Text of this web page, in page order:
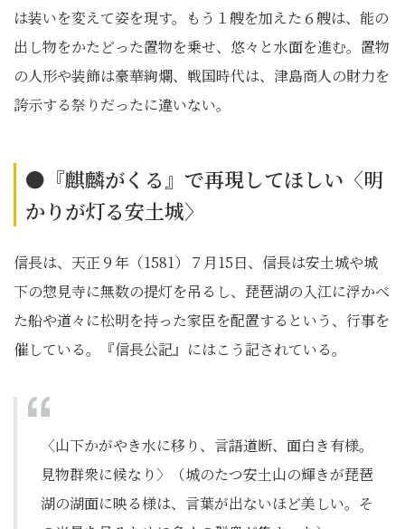
は装いを変えて姿を現す。もう１艘を加えた６艘は、能の
出し物をかたどった置物を乗せ、悠々と水面を進む。置物
の人形や装飾は豪華絢爛、戦国時代は、津島商人の財力を
誇示する祭りだったに違いない。
●『麒麟がくる』で再現してほしい〈明
かりが灯る安土城〉
信長は、天正９年（1581）７月15日、信長は安土城や城
下の惣見寺に無数の提灯を吊るし、琵琶湖の入江に浮かべ
た船や道々に松明を持った家臣を配置するという、行事を
催している。『信長公記』にはこう記されている。
〈山下かがやき水に移り、言語道断、面白き有様。
見物群衆に候なり〉（城のたつ安土山の輝きが琵琶
湖の湖面に映る様は、言葉が出ないほど美しい。そ